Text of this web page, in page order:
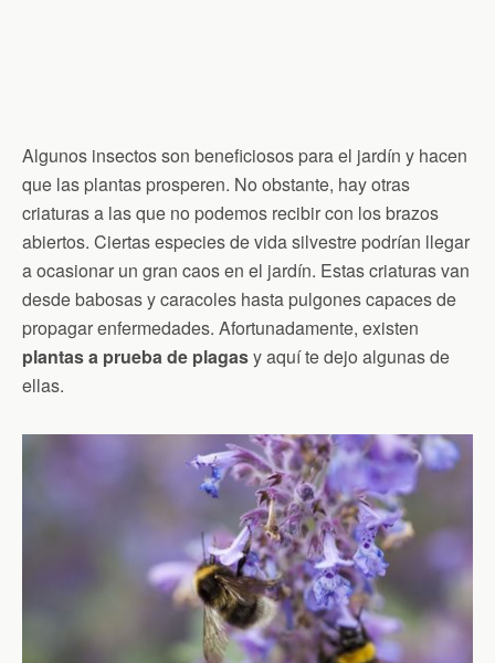
Algunos insectos son beneficiosos para el jardín y hacen
que las plantas prosperen. No obstante, hay otras
criaturas a las que no podemos recibir con los brazos
abiertos. Ciertas especies de vida silvestre podrían llegar
a ocasionar un gran caos en el jardín. Estas criaturas van
desde babosas y caracoles hasta pulgones capaces de
propagar enfermedades. Afortunadamente, existen
plantas a prueba de plagasy aquí te dejo algunas de
ellas.